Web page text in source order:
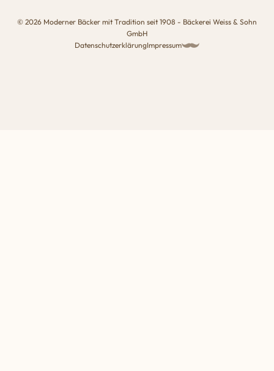
© 2026 Moderner Bäcker mit Tradition seit 1908 - Bäckerei Weiss & Sohn
GmbH
DatenschutzerklärungImpressum